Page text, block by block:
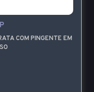
COM PINGENTE EM